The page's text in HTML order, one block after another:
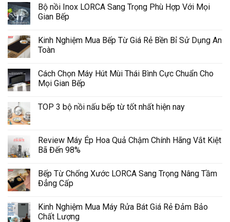
Bộ nồi Inox LORCA Sang Trọng Phù Hợp Với Mọi
Gian Bếp
Kinh Nghiệm Mua Bếp Từ Giá Rẻ Bền Bỉ Sử Dụng An
Toàn
Cách Chọn Máy Hút Mùi Thái Bình Cực Chuẩn Cho
Mọi Gian Bếp
TOP 3 bộ nồi nấu bếp từ tốt nhất hiện nay
Review Máy Ép Hoa Quả Chậm Chính Hãng Vắt Kiệt
Bã Đến 98%
Bếp Từ Chống Xước LORCA Sang Trọng Nâng Tầm
Đẳng Cấp
Kinh Nghiệm Mua Máy Rửa Bát Giá Rẻ Đảm Bảo
Chất Lượng